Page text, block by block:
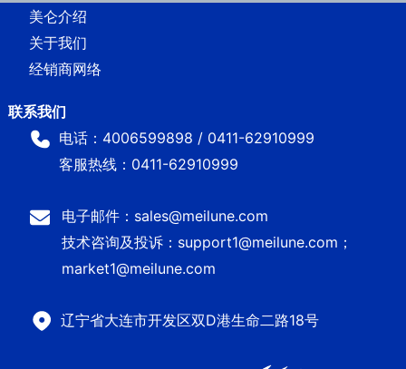
美仑介绍
关于我们
经销商网络
电话：4006599898 / 0411-62910999
客服热线：0411-62910999
电子邮件：sales@meilune.com
技术咨询及投诉：support1@meilune.com；
market1@meilune.com
辽宁省大连市开发区双D港生命二路18号